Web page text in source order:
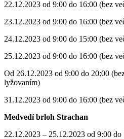
22.12.2023 od 9:00 do 16:00 (bez
23.12.2023 od 9:00 do 16:00 (bez
24.12.2023 od 9:00 do 15:00 (bez
25.12.2023 od 9:00 do 16:00 (bez
Od 26.12.2023 od 9:00 do 20:00
lyžovaním)
31.12.2023 od 9:00 do 16:00 (bez
Medvedí brloh Strachan
22.12.2023 – 25.12.2023 od 9:00 do